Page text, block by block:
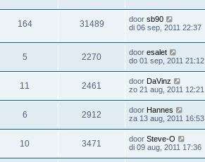
164 31489 door sb90
di 06 sep, 2011 22:37
5 2270 door esalet
do 01 sep, 2011 21:12
11 2461 door DaVinz
zo 21 aug, 2011 12:21
6 2912 door Hannes
za 13 aug, 2011 16:53
10 3471 door Steve-O
di 09 aug, 2011 17:36